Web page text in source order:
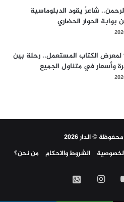
شاعرٌ يقود الدبلوماسية
بوابة الحوار الحضاري
الدورة الـ14 لمعرض الكتاب المستعمل.. رحلة بين
وأسعار في متناول الجميع
© الدار 2026
الشروط والاحكام من نحن؟
‫YouTubeانستقرامواتساب